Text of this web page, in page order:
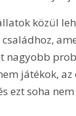
közül
nagyobb
játékok,
ezt soha